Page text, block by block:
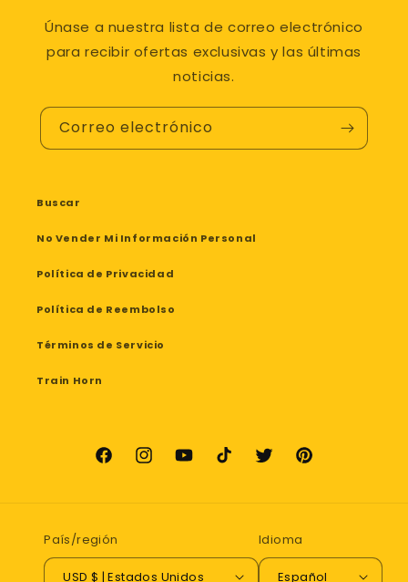
Únase a nuestra lista de correo electrónico
para recibir ofertas exclusivas y las últimas
noticias.
Correo electrónico
Buscar
No Vender Mi Información Personal
Política de Privacidad
Política de Reembolso
Términos de Servicio
Train Horn
FacebookInstagramYouTubeTikTokTwitterPinterest
País/región
USD $ | Estados Unidos
Idioma
Español